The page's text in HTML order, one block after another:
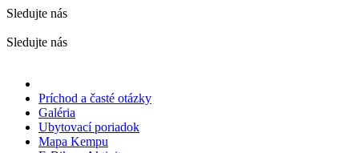
Sledujte nás
Sledujte nás
Príchod a časté otázky
Galéria
Ubytovací poriadok
Mapa Kempu